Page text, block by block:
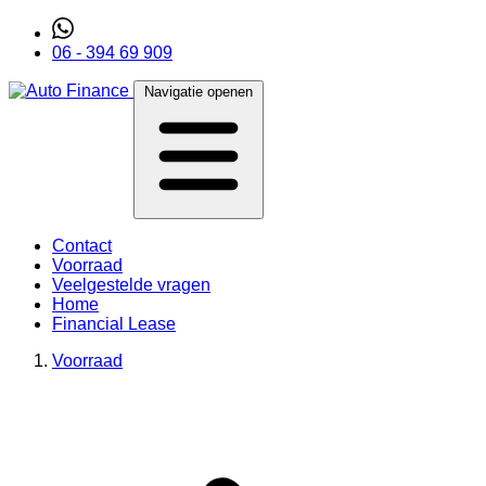
06 - 394 69 909
Navigatie openen
Contact
Voorraad
Veelgestelde vragen
Home
Financial Lease
Voorraad